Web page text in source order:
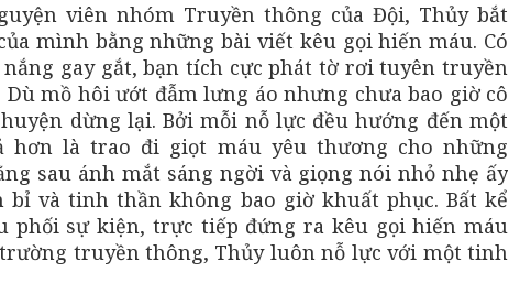
viên nhóm Truyền thông của Đội, Thủy bắt
mình bằng những bài viết kêu gọi hiến máu. Có
gay gắt, bạn tích cực phát tờ rơi tuyên truyền
Dù mồ hôi ướt đẫm lưng áo nhưng chưa bao giờ cô
dừng lại. Bởi mỗi nỗ lực đều hướng đến một
hơn là trao đi giọt máu yêu thương cho những
sau ánh mắt sáng ngời và giọng nói nhỏ nhẹ ấy
bỉ và tinh thần không bao giờ khuất phục. Bất kể
phối sự kiện, trực tiếp đứng ra kêu gọi hiến máu
truyền thông, Thủy luôn nỗ lực với một tinh